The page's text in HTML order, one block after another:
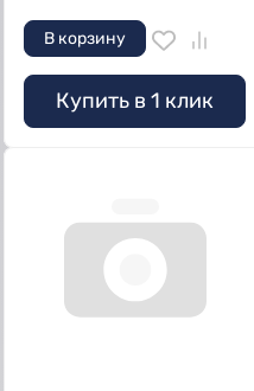
В корзину
Купить в 1 клик